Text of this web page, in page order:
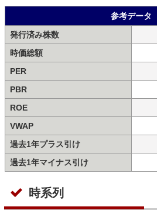
参考データ
発行済み株数
時価総額
PER
PBR
ROE
VWAP
過去1年プラス引け
過去1年マイナス引け
時系列